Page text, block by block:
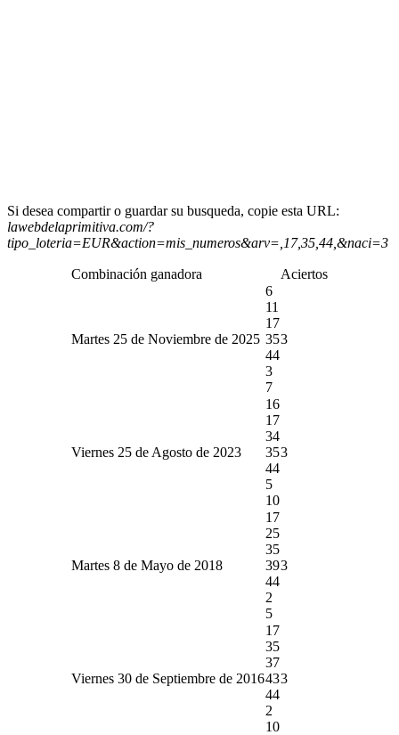
Si desea compartir o guardar su busqueda, copie esta URL:
lawebdelaprimitiva.com/?
tipo_loteria=EUR&action=mis_numeros&arv=,17,35,44,&naci=3
Combinación ganadora Aciertos
Martes 25 de Noviembre de 2025
6
11
17
35
44
3
7
3
Viernes 25 de Agosto de 2023
16
17
34
35
44
5
10
3
Martes 8 de Mayo de 2018
17
25
35
39
44
2
5
3
Viernes 30 de Septiembre de 2016
17
35
37
43
44
2
10
3